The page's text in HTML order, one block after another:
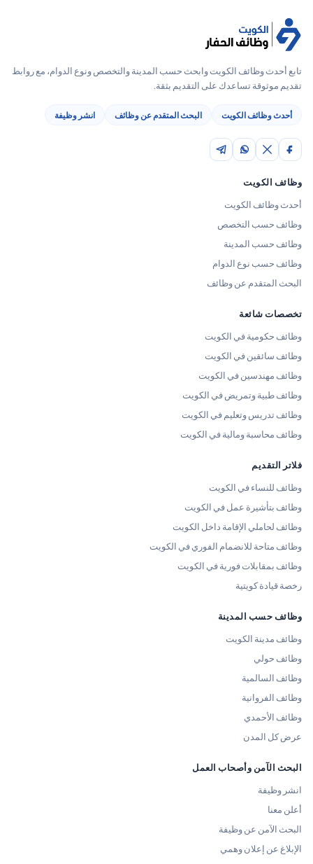
تابع أحدث وظائف الكويت وابحث حسب المدينة والتخصص ونوع الدوام، مع روابط
تقديم موثوقة تساعدك على التقديم بثقة.
أحدث وظائف الكويت البحث المتقدم عن وظائف انشر وظيفة
وظائف الكويت
أحدث وظائف الكويت
وظائف حسب التخصص
وظائف حسب المدينة
وظائف حسب نوع الدوام
البحث المتقدم عن وظائف
تخصصات شائعة
وظائف حكومية في الكويت
وظائف سائقين في الكويت
وظائف مهندسين في الكويت
وظائف طبية وتمريض في الكويت
وظائف تدريس وتعليم في الكويت
وظائف محاسبة ومالية في الكويت
فلاتر التقديم
وظائف للنساء في الكويت
وظائف بتأشيرة عمل في الكويت
وظائف لحاملي الإقامة داخل الكويت
وظائف متاحة للانضمام الفوري في الكويت
وظائف بمقابلات فورية في الكويت
رخصة قيادة كويتية
وظائف حسب المدينة
وظائف مدينة الكويت
وظائف حولي
وظائف السالمية
وظائف الفروانية
وظائف الأحمدي
عرض كل المدن
البحث الآمن وأصحاب العمل
انشر وظيفة
أعلن معنا
البحث الآمن عن وظيفة
الإبلاغ عن إعلان وهمي